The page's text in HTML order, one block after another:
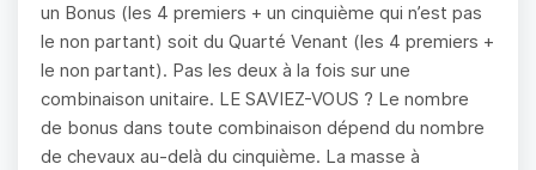
un Bonus (les 4 premiers + un cinquième qui n’est pas
le non partant) soit du Quarté Venant (les 4 premiers +
le non partant). Pas les deux à la fois sur une
combinaison unitaire. LE SAVIEZ-VOUS ? Le nombre
de bonus dans toute combinaison dépend du nombre
de chevaux au-delà du cinquième. La masse à